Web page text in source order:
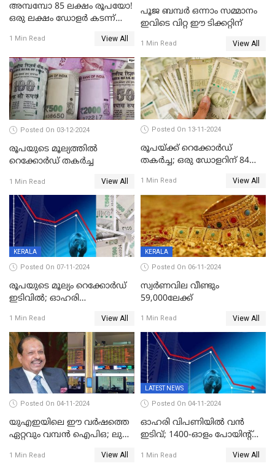
അമ്പമ്പോ 85 ലക്ഷം രൂപയോ!
ഒരു ലക്ഷം ഡോളർ കടന്ന്
1 Min Read View All
പൂജ ബമ്പർ ഒന്നാം സമ്മാനം
ഇവിടെ വിറ്റ ഈ ടിക്കറ്റിന്
1 Min Read View All
Posted On 03-12-2024
രൂപയുടെ മൂല്യത്തില്‍
റെക്കോര്‍ഡ് തകര്‍ച്ച
1 Min Read View All
Posted On 13-11-2024
രൂപയ്ക്ക് റെക്കോർഡ്
തകര്‍ച്ച; ഒരു ഡോളറിന് 84
വിനിമയ മൂല്യം
1 Min Read View All
KERALA
Posted On 07-11-2024
രൂപയുടെ മൂല്യം റെക്കോർഡ്
ഇടിവിൽ; ഓഹരി
സെന്‍സെക്‌സ് 80,000ല്‍
താഴെ
1 Min Read View All
KERALA
Posted On 06-11-2024
സ്വര്‍ണവില വീണ്ടും
59,000ലേക്ക്
1 Min Read View All
Posted On 04-11-2024
യുഎഇയിലെ ഈ വർഷത്തെ
ഏറ്റവും വമ്പൻ ഐപിഒ; ലുലു
സമാപനം,വൻ ഡിമാൻഡ്;
1 Min Read View All
LATEST NEWS
Posted On 04-11-2024
ഓഹരി വിപണിയിൽ വൻ
ഇടിവ്; 1400-ഓളം പോയിൻ്റ്
സെൻസെക്സ്;രൂപയുടെ
1 Min Read View All